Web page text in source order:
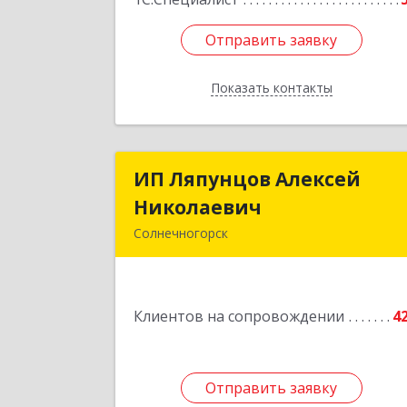
Отправить заявку
Показать контакты
Отправить заявку
Назад
ИП Ляпунцов Алексей
Николаевич
Солнечногорск
Клиентов на сопровождении
Отправить заявку
ИП Ляпунцов Алексей
Отправить заявку